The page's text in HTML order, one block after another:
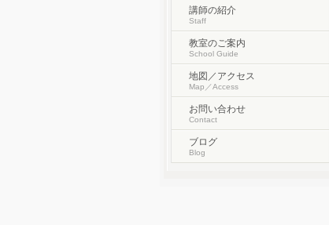
講師の紹介
Staff
教室のご案内
School Guide
地図／アクセス
Map／Access
お問い合わせ
Contact
ブログ
Blog